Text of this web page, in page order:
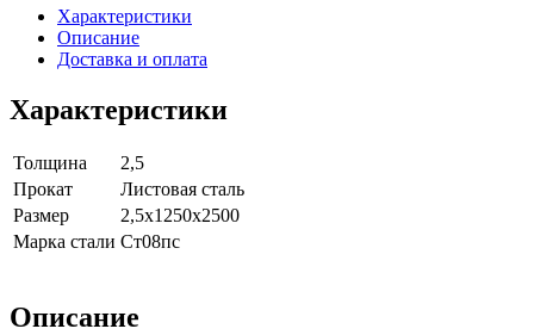
Характеристики
Описание
Доставка и оплата
Характеристики
Толщина
2,5
Прокат
Листовая сталь
Размер
2,5x1250x2500
Марка стали Ст08пс
Описание